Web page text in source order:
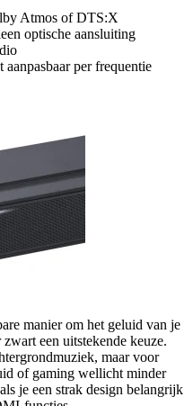
Atmos of DTS:X
optische aansluiting
per frequentie
manier om het geluid van je
een uitstekende keuze.
maar voor
of gaming wellicht minder
je een strak design belangrijk